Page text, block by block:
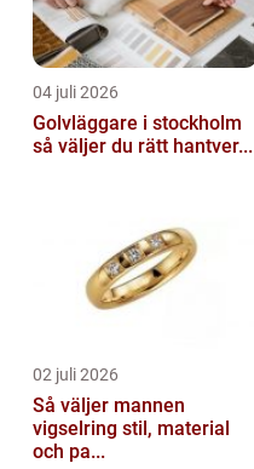
04 juli 2026
Golvläggare i stockholm
så väljer du rätt hantver...
02 juli 2026
Så väljer mannen
vigselring stil, material
och pa...